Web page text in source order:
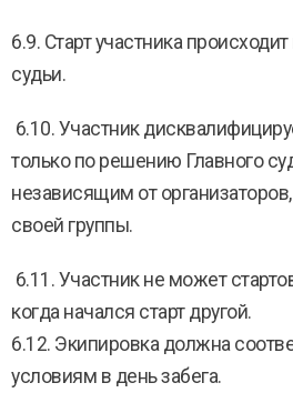
6.9. Старт участника
судьи.
6.10. Участник
только по решению Главного
независящим от
своей группы.
6.11. Участник не может
когда начался старт другой.
6.12. Экипировка должна
условиям в день забега.